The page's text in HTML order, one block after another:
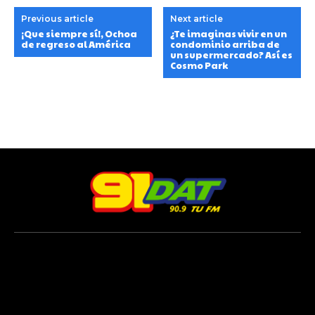
Previous article
¡Que siempre sí!, Ochoa
de regreso al América
Next article
¿Te imaginas vivir en un
condominio arriba de
un supermercado? Así es
Cosmo Park